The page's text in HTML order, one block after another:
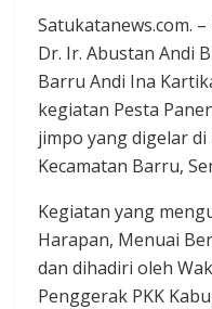
Satukatanews.com.
Dr. Ir. Abustan Andi
Barru Andi Ina
kegiatan Pesta
jimpo yang digelar
Kecamatan Barru,
Kegiatan yang
Harapan, Menuai
dan dihadiri oleh
Penggerak PKK